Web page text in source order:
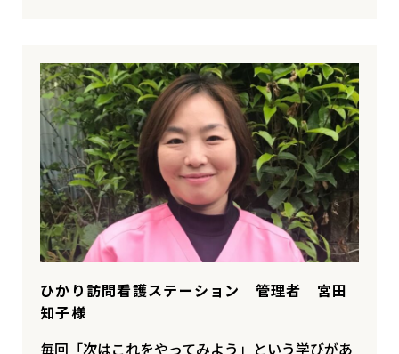
ひかり訪問看護ステーション 管理者 宮田
知子様
毎回「次はこれをやってみよう」という学びがあ